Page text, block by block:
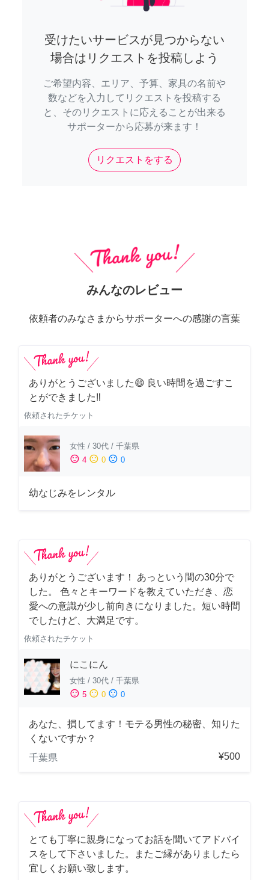
受けたいサービスが見つからない
場合はリクエストを投稿しよう
ご希望内容、エリア、予算、家具の名前や
数などを入力してリクエストを投稿する
と、そのリクエストに応えることが出来る
サポーターから応募が来ます！
リクエストをする
みんなのレビュー
依頼者のみなさまからサポーターへの感謝の言葉
ありがとうございました😄 良い時間を過ごすこ
とができました‼️
依頼されたチケット
女性 / 30代 / 千葉県
sentiment_satisfied 4 sentiment_neutral 0 sentiment_dissatisfied 0
幼なじみをレンタル
ありがとうございます！ あっという間の30分で
した。 色々とキーワードを教えていただき、恋
愛への意識が少し前向きになりました。短い時間
でしたけど、大満足です。
依頼されたチケット
にこにん
女性 / 30代 / 千葉県
sentiment_satisfied 5 sentiment_neutral 0 sentiment_dissatisfied 0
あなた、損してます！モテる男性の秘密、知りた
くないですか？
千葉県
¥500
とても丁寧に親身になってお話を聞いてアドバイ
スをして下さいました。またご縁がありましたら
宜しくお願い致します。